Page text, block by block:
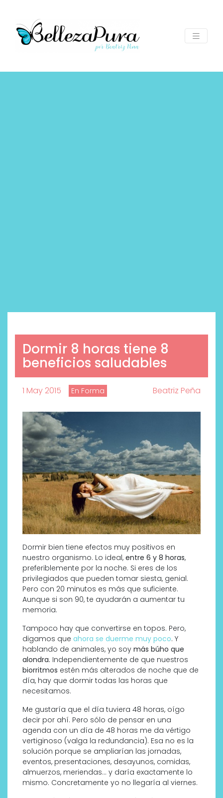
Dormir 8 horas tiene 8
beneficios saludables
1 May 2015 En Forma Beatriz Peña
Dormir bien tiene efectos muy positivos en
nuestro organismo. Lo ideal, entre 6 y 8 horas,
preferiblemente por la noche. Si eres de los
privilegiados que pueden tomar siesta, genial.
Pero con 20 minutos es más que suficiente.
Aunque si son 90, te ayudarán a aumentar tu
memoria.
Tampoco hay que convertirse en topos. Pero,
digamos que ahora se duerme muy poco. Y
hablando de animales, yo soy más búho que
alondra. Independientemente de que nuestros
biorritmos estén más alterados de noche que de
día, hay que dormir todas las horas que
necesitamos.
Me gustaría que el día tuviera 48 horas, oígo
decir por ahí. Pero sólo de pensar en una
agenda con un día de 48 horas me da vértigo
vertiginoso (valga la redundancia). Esa no es la
solución porque se ampliarían las jornadas,
eventos, presentaciones, desayunos, comidas,
almuerzos, meriendas… y daría exactamente lo
mismo. Concretamente yo no llegaría al viernes.